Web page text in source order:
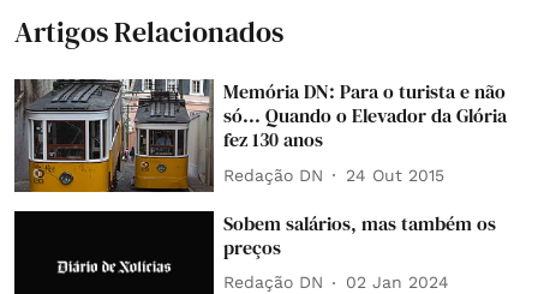
Artigos Relacionados
Memória DN: Para o turista e não
só... Quando o Elevador da Glória
fez 130 anos
Redação DN 24 Out 2015
Sobem salários, mas também os
preços
Redação DN 02 Jan 2024